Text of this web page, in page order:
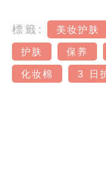
標籤: 美妆护肤
护肤
保养
化妆棉
3 日